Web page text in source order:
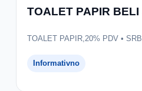
TOALET PAPIR
TOALET PAPIR,20% PDV •
Informativno